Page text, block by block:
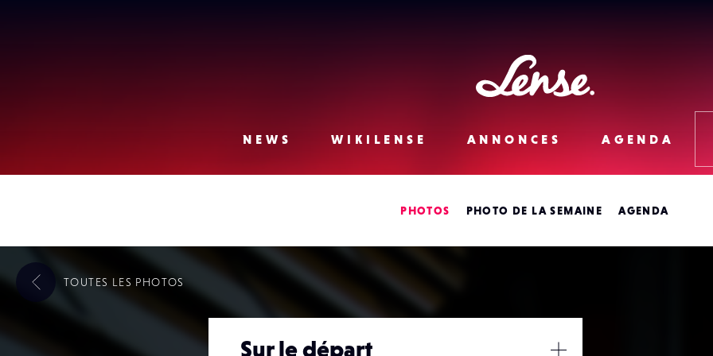
Lense
NEWS WIKILENSE ANNONCES AGENDA
PHOTOS PHOTO DE LA SEMAINE AGENDA
Sur le départ
TOUTES LES PHOTOS